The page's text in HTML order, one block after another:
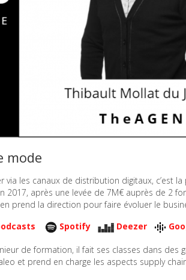
mode
les canaux de distribution digitaux, c’est la
2017, après une levée de 7M€ auprès de 2
prend la direction pour faire évoluer le
Spotify Deezer
de formation, il fait ses classes dans des
et prend en charge les aspects supply